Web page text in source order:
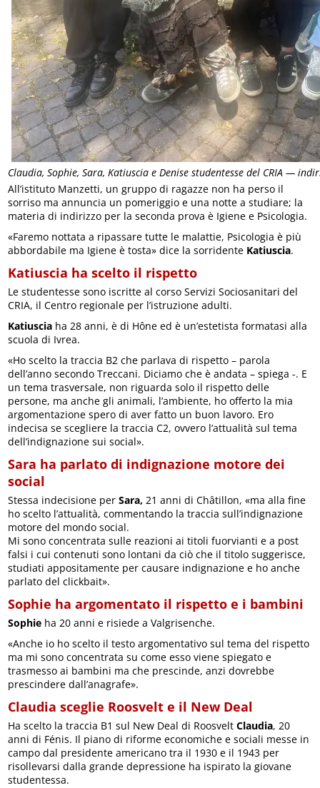
Claudia, Sophie, Sara, Katiuscia e Denise studentesse del CRIA —
All’istituto Manzetti, un gruppo di ragazze non ha perso il
sorriso ma annuncia un pomeriggio e una notte a studiare; la
materia di indirizzo per la seconda prova è Igiene e Psicologia.
«Faremo nottata a ripassare tutte le malattie, Psicologia è più
abbordabile ma Igiene è tosta» dice la sorridente Katiuscia.
Katiuscia ha scelto il rispetto
Le studentesse sono iscritte al corso Servizi Sociosanitari del
CRIA, il Centro regionale per l’istruzione adulti.
Katiuscia ha 28 anni, è di Hône ed è un’estetista formatasi alla
scuola di Ivrea.
«Ho scelto la traccia B2 che parlava di rispetto – parola
dell’anno secondo Treccani. Diciamo che è andata – spiega -. E
un tema trasversale, non riguarda solo il rispetto delle
persone, ma anche gli animali, l’ambiente, ho offerto la mia
argomentazione spero di aver fatto un buon lavoro. Ero
indecisa se scegliere la traccia C2, ovvero l’attualità sul tema
dell’indignazione sui social».
Sara ha parlato di indignazione motore dei
social
Stessa indecisione per Sara, 21 anni di Châtillon, «ma alla fine
ho scelto l’attualità, commentando la traccia sull’indignazione
motore del mondo social.
Mi sono concentrata sulle reazioni ai titoli fuorvianti e a post
falsi i cui contenuti sono lontani da ciò che il titolo suggerisce,
studiati appositamente per causare indignazione e ho anche
parlato del clickbait».
Sophie ha argomentato il rispetto e i bambini
Sophie ha 20 anni e risiede a Valgrisenche.
«Anche io ho scelto il testo argomentativo sul tema del rispetto
ma mi sono concentrata su come esso viene spiegato e
trasmesso ai bambini ma che prescinde, anzi dovrebbe
prescindere dall’anagrafe».
Claudia sceglie Roosvelt e il New Deal
Ha scelto la traccia B1 sul New Deal di RoosveltClaudia, 20
anni di Fénis. Il piano di riforme economiche e sociali messe in
campo dal presidente americano tra il 1930 e il 1943 per
risollevarsi dalla grande depressione ha ispirato la giovane
studentessa.